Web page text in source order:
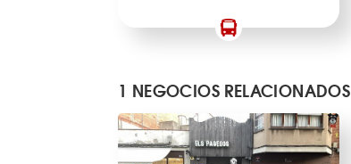
1 NEGOCIOS RELACIONADOS